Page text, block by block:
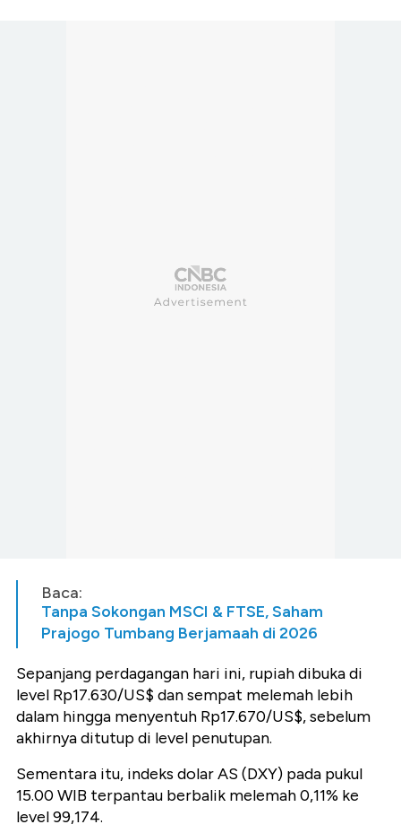
Baca:
Tanpa Sokongan MSCI & FTSE, Saham
Prajogo Tumbang Berjamaah di 2026
Sepanjang perdagangan hari ini, rupiah dibuka di
level Rp17.630/US$ dan sempat melemah lebih
dalam hingga menyentuh Rp17.670/US$, sebelum
akhirnya ditutup di level penutupan.
Sementara itu, indeks dolar AS (DXY) pada pukul
15.00 WIB terpantau berbalik melemah 0,11% ke
level 99,174.